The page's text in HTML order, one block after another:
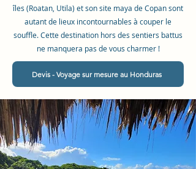
îles (Roatan, Utila) et son site maya de Copan sont
autant de lieux incontournables à couper le
souffle. Cette destination hors des sentiers battus
ne manquera pas de vous charmer !
Devis - Voyage sur mesure au Honduras